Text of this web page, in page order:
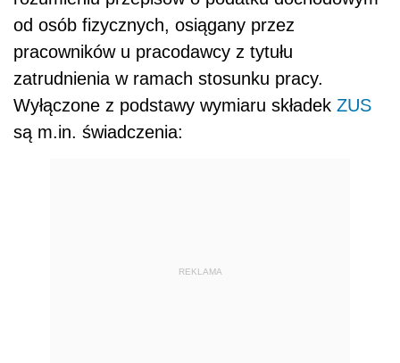
od osób fizycznych, osiągany przez
pracowników u pracodawcy z tytułu
zatrudnienia w ramach stosunku pracy.
Wyłączone z podstawy wymiaru składek ZUS
są m.in. świadczenia:
REKLAMA